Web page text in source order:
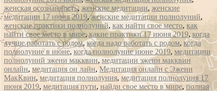
женская осознанность, женские медитации, женские
медитации 17 июня 2019,женские медитации полнолуний,
женские практики полнолуний, как найти свое место, как
найти свое место в мире,какие практики 17 июня 2019, когда
лучше работать с родом,когда надо работать с родом, когда
полнолуние в июне, когда полнолуние июне 2019, медитации
полнолуний эжени макквин, медитации эжени макквин
онлайн, медитация он лайн, Медитация онлайн с Эжени
МакКвин, медитация полнолуния, медитация полнолуния 17
июня 2019, медитация пути, найди свое место в мире, полная